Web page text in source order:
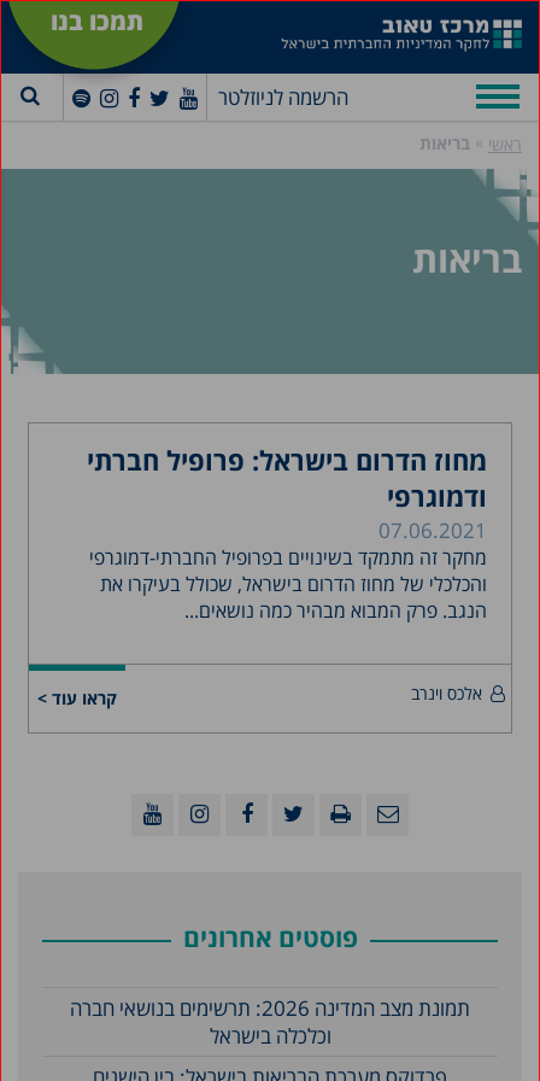
תמכו בנו
הרשמה לניוזלטר
ראשי » בריאות
בריאות
מחוז הדרום בישראל: פרופיל חברתי
ודמוגרפי
07.06.2021
מחקר זה מתמקד בשינויים בפרופיל החברתי-דמוגרפי
והכלכלי של מחוז הדרום בישראל, שכולל בעיקרו את
הנגב. פרק המבוא מבהיר כמה נושאים...
קראו עוד > אלכס וינרב
פוסטים אחרונים
תמונת מצב המדינה 2026: תרשימים בנושאי חברה
וכלכלה בישראל